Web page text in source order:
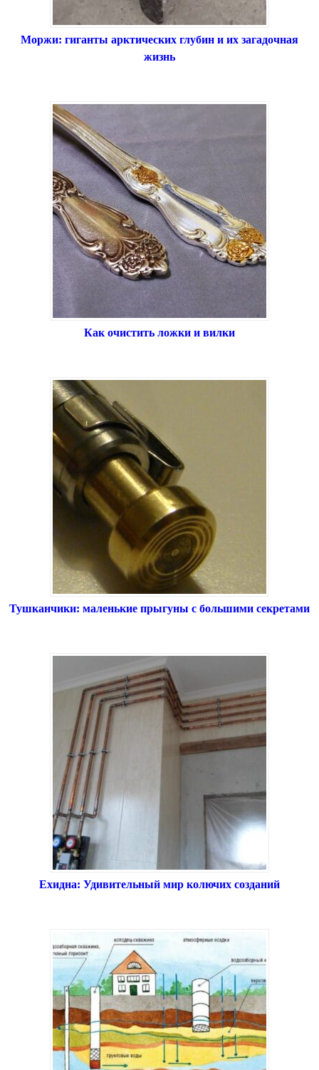
Моржи: гиганты арктических глубин и их загадочная
жизнь
Как очистить ложки и вилки
Тушканчики: маленькие прыгуны с большими секретами
Ехидна: Удивительный мир колючих созданий